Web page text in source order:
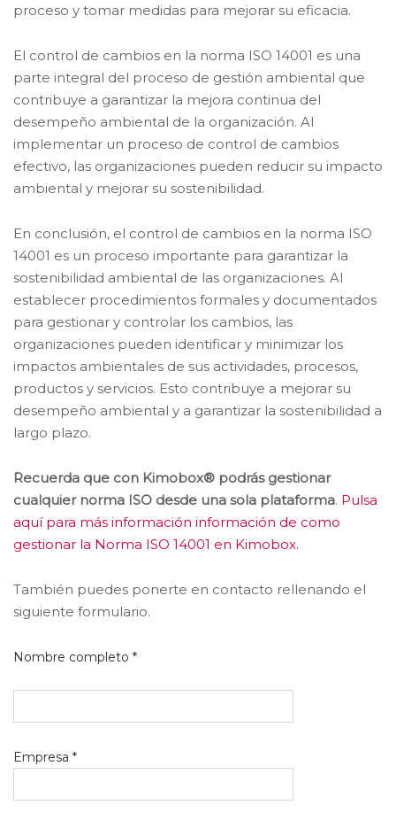
proceso y tomar medidas para mejorar su eficacia.
El control de cambios en la norma ISO 14001 es una
parte integral del proceso de gestión ambiental que
contribuye a garantizar la mejora continua del
desempeño ambiental de la organización. Al
implementar un proceso de control de cambios
efectivo, las organizaciones pueden reducir su impacto
ambiental y mejorar su sostenibilidad.
En conclusión, el control de cambios en la norma ISO
14001 es un proceso importante para garantizar la
sostenibilidad ambiental de las organizaciones. Al
establecer procedimientos formales y documentados
para gestionar y controlar los cambios, las
organizaciones pueden identificar y minimizar los
impactos ambientales de sus actividades, procesos,
productos y servicios. Esto contribuye a mejorar su
desempeño ambiental y a garantizar la sostenibilidad a
largo plazo.
Recuerda que con Kimobox® podrás gestionar
cualquier norma ISO desde una sola plataforma. Pulsa
aquí para más información información de como
gestionar la Norma ISO 14001 en Kimobox.
También puedes ponerte en contacto rellenando el
siguiente formulario.
Nombre completo *
Empresa *